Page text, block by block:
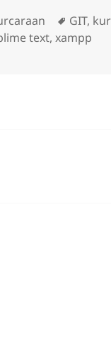
Tags
GIT,
text,xampp